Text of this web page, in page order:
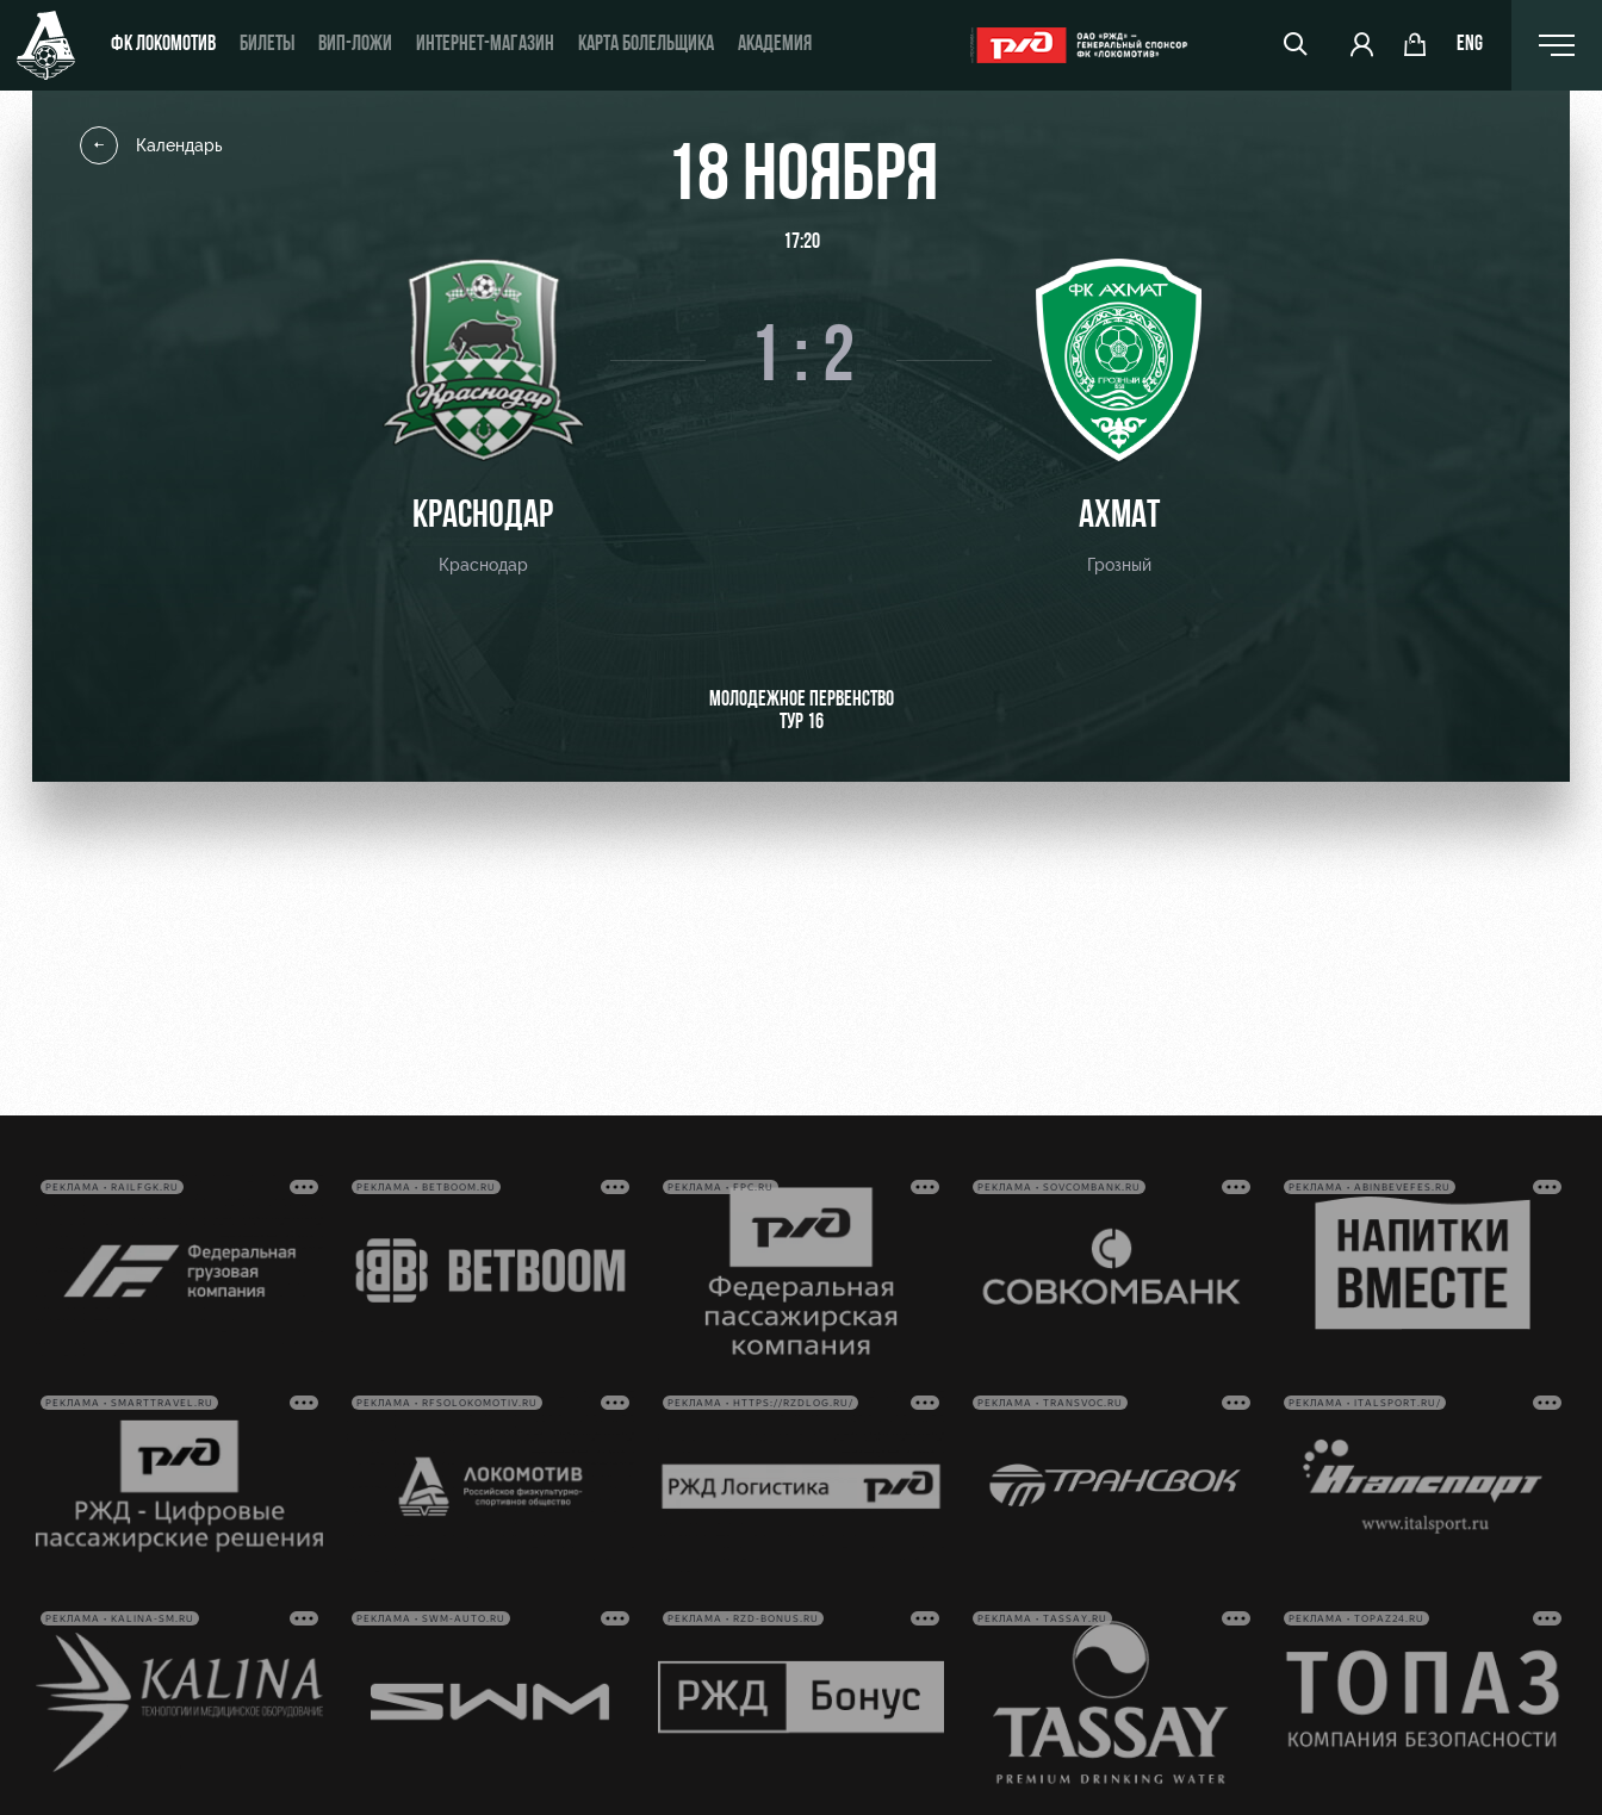
ФК ЛОКОМОТИВ БИЛЕТЫ ВИП-ЛОЖИ ИНТЕРНЕТ-МАГАЗИН КАРТА БОЛЕЛЬЩИКА АКАДЕМИЯ ENG
Купить билет
ВИП-ЛОЖИ
ВИП-ЗОНЫ
СЕМЕЙНЫЙ СЕКТОР
Места для МГН
Молодёжка-юноши
Молодёжка-девушки
Организация мероприятий
Аренда полей
Аренда площадей
Академия
Как поступить
Заставки
Парковка
Календарь 18 НОЯБРЯ
17:20
КРАСНОДАР
Краснодар
1 : 2
АХМАТ
Грозный
МОЛОДЕЖНОЕ ПЕРВЕНСТВО
ТУР 16
РЕКЛАМА • RAILFGK.RU РЕКЛАМА • BETBOOM.RU РЕКЛАМА • FPC.RU РЕКЛАМА • SOVCOMBANK.RU РЕКЛАМА • ABINBEVEFES.RU
РЕКЛАМА • SMARTTRAVEL.RU РЕКЛАМА • RFSOLOKOMOTIV.RU РЕКЛАМА • HTTPS://RZDLOG.RU/ РЕКЛАМА • TRANSVOC.RU РЕКЛАМА • ITALSPORT.RU/
РЕКЛАМА • KALINA-SM.RU РЕКЛАМА • SWM-AUTO.RU РЕКЛАМА • RZD-BONUS.RU РЕКЛАМА • TASSAY.RU РЕКЛАМА • TOPAZ24.RU